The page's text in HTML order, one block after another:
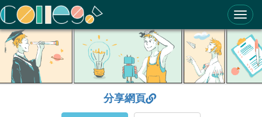
ColleGo! 大學選才與高中育才輔助系統
分享網頁